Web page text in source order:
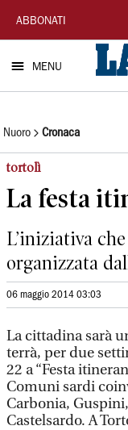
La
Nuova
Sardegna
ABBONATI
MENU
Nuoro Cronaca
tortolì
La festa
L’iniziativa
organizzata
06 maggio 2014 03:03
La cittadina sarà
terrà, per due
22 a “Festa
Comuni sardi
Carbonia,
Castelsardo. A